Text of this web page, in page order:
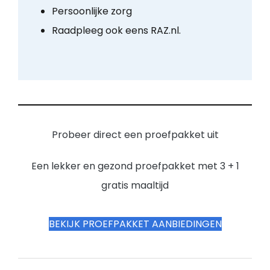
Persoonlijke zorg
Raadpleeg ook eens RAZ.nl.
Probeer direct een proefpakket uit
Een lekker en gezond proefpakket met 3 + 1
gratis maaltijd
BEKIJK PROEFPAKKET AANBIEDINGEN